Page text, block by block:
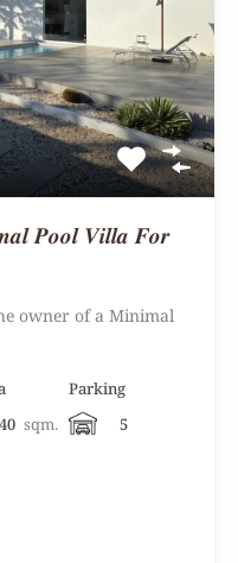
𝑷𝒐𝒐𝒍 𝑽𝒊𝒍𝒍𝒂 𝑭𝒐𝒓
owner of a Minimal
sqm.
Parking
5